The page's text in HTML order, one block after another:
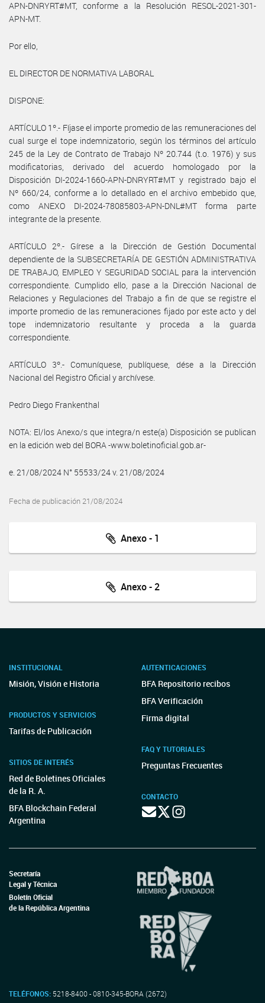
APN-DNRYRT#MT, conforme a la Resolución RESOL-2021-301-
APN-MT.
Por ello,
EL DIRECTOR DE NORMATIVA LABORAL
DISPONE:
ARTÍCULO 1º.- Fíjase el importe promedio de las remuneraciones del
cual surge el tope indemnizatorio, según los términos del artículo
245 de la Ley de Contrato de Trabajo Nº 20.744 (t.o. 1976) y sus
modificatorias, derivado del acuerdo homologado por la
Disposición DI-2024-1660-APN-DNRYRT#MT y registrado bajo el
Nº 660/24, conforme a lo detallado en el archivo embebido que,
como ANEXO DI-2024-78085803-APN-DNL#MT forma parte
integrante de la presente.
ARTÍCULO 2º.- Gírese a la Dirección de Gestión Documental
dependiente de la SUBSECRETARÍA DE GESTIÓN ADMINISTRATIVA
DE TRABAJO, EMPLEO Y SEGURIDAD SOCIAL para la intervención
correspondiente. Cumplido ello, pase a la Dirección Nacional de
Relaciones y Regulaciones del Trabajo a fin de que se registre el
importe promedio de las remuneraciones fijado por este acto y del
tope indemnizatorio resultante y proceda a la guarda
correspondiente.
ARTÍCULO 3º.- Comuníquese, publíquese, dése a la Dirección
Nacional del Registro Oficial y archívese.
Pedro Diego Frankenthal
NOTA: El/los Anexo/s que integra/n este(a) Disposición se publican
en la edición web del BORA -www.boletinoficial.gob.ar-
e. 21/08/2024 N° 55533/24 v. 21/08/2024
Fecha de publicación 21/08/2024
Anexo - 1
Anexo - 2
INSTITUCIONAL
Misión, Visión e Historia
PRODUCTOS Y SERVICIOS
Tarifas de Publicación
SITIOS DE INTERÉS
Red de Boletines Oficiales
de la R. A.
BFA Blockchain Federal
Argentina
AUTENTICACIONES
BFA Repositorio recibos
BFA Verificación
Firma digital
FAQ Y TUTORIALES
Preguntas Frecuentes
CONTACTO
Secretaría
Legal y Técnica
Boletín Oficial
de la República Argentina
TELÉFONOS: 5218-8400 - 0810-345-BORA (2672)